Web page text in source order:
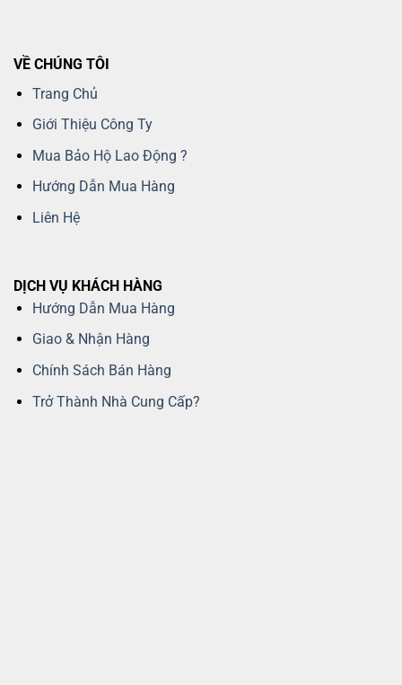
VỀ CHÚNG TÔI
Trang Chủ
Giới Thiệu Công Ty
Mua Bảo Hộ Lao Động ?
Hướng Dẫn Mua Hàng
Liên Hệ
DỊCH VỤ KHÁCH HÀNG
Hướng Dẫn Mua Hàng
Giao & Nhận Hàng
Chính Sách Bán Hàng
Trở Thành Nhà Cung Cấp?